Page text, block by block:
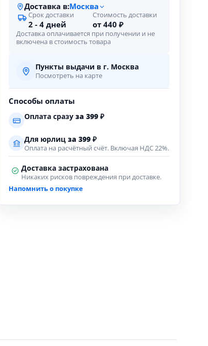
Доставка в:Москва
Срок доставки
2 - 4 дней
Стоимость доставки
от 440 ₽
Доставка оплачивается при получении и не
включена в стоимость товара
Пункты выдачи в г. Москва
Посмотреть на карте
Способы оплаты
Оплата сразу за 399 ₽
Для юрлиц за 399 ₽
Оплата на расчётный счёт. Включая НДС 22%.
Доставка застрахована
Никаких рисков повреждения при доставке.
Напомнить о покупке